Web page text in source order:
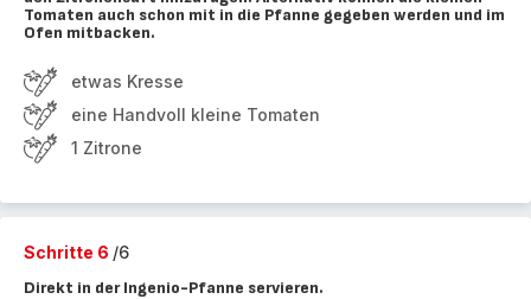
Tomaten auch schon mit in die Pfanne gegeben werden und im
Ofen mitbacken.
etwas Kresse
eine Handvoll kleine Tomaten
1 Zitrone
Schritte 6 /6
Direkt in der Ingenio-Pfanne servieren.